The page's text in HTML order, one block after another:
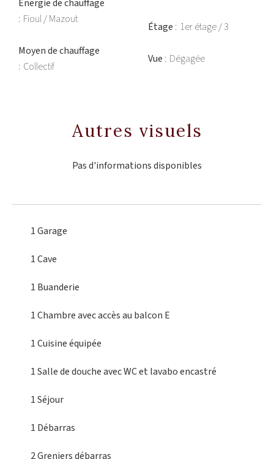
Énergie de chauffage
Fioul / Mazout
Moyen de chauffage
Collectif
Étage 1er étage / 3
Vue Dégagée
Autres visuels
Pas d'informations disponibles
1 Garage
1 Cave
1 Buanderie
1 Chambreavec accès au balcon E
1 Cuisineéquipée
1 Salle de doucheavec WC et lavabo encastré
1 Séjour
1 Débarras
2 Greniersdébarras